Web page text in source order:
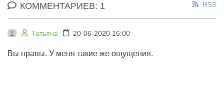
КОММЕНТАРИЕВ: 1 RSS
1 Татьяна 20-06-2020 16:00
Вы правы. У меня такие же ощущения.